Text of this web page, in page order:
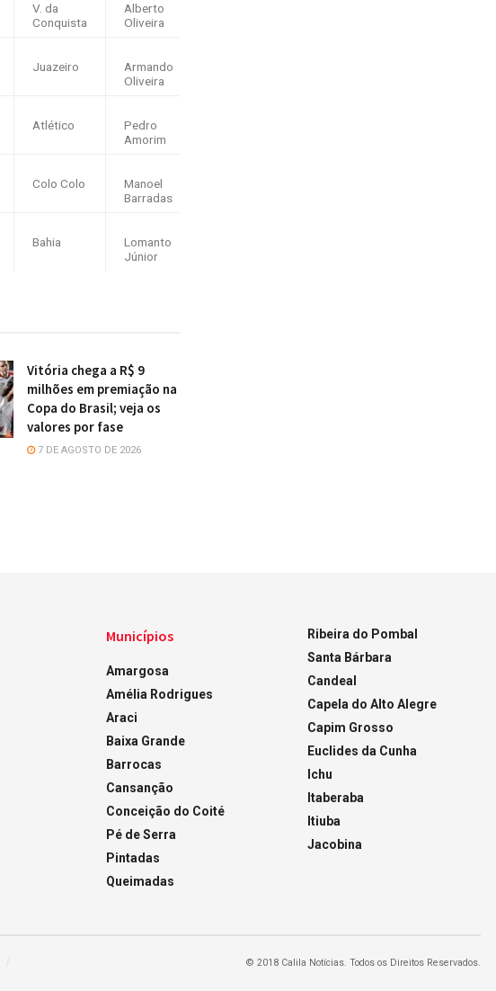
V. da
Conquista
Alberto
Oliveira
Juazeiro
Armando
Oliveira
Atlético
Pedro
Amorim
Colo Colo
Manoel
Barradas
Bahia
Lomanto
Júnior
Vitória chega a R$ 9
milhões em premiação na
Copa do Brasil; veja os
valores por fase
7 DE AGOSTO DE 2026
Municípios
Amargosa
Amélia Rodrigues
Araci
Baixa Grande
Barrocas
Cansanção
Conceição do Coité
Pé de Serra
Pintadas
Queimadas
Ribeira do Pombal
Santa Bárbara
Candeal
Capela do Alto Alegre
Capim Grosso
Euclides da Cunha
Ichu
Itaberaba
Itiuba
Jacobina
© 2018 Calila Notícias. Todos os Direitos Reservados.